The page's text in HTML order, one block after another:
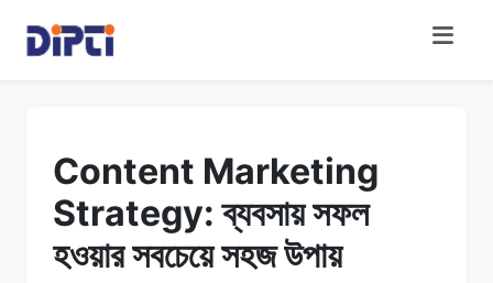
Content Marketing
Strategy: ব্যবসায় সফল
হওয়ার সবচেয়ে সহজ উপায়